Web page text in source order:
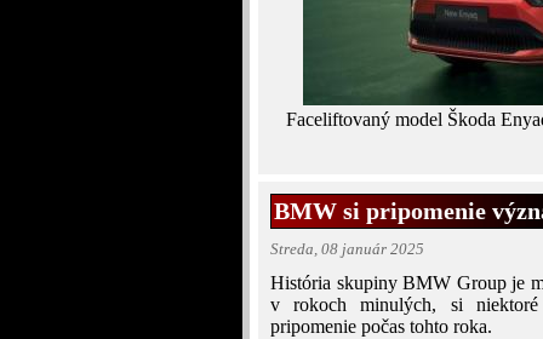
Faceliftovaný model Škoda
BMW si pripomenie
Streda, 08 január 2025
História skupiny BMW Group je
v rokoch minulých, si
pripomenie počas tohto roka.